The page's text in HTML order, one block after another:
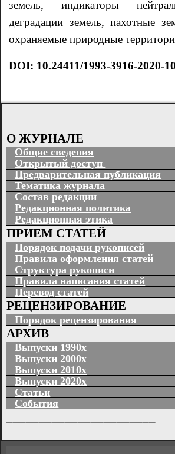
земель, индикаторы
деградации земель, пахотные
охраняемые природные
DOI: 10.24411/1993-3916-2020-
О ЖУРНАЛЕ
Общие сведения
Открытый доступ
Предварительная публикация
Тематика журнала
Состав редакции
Редакционная политика
Редакционная этика
ПРИЕМ СТАТЕЙ
Порядок подачи рукописей
Правила оформления статей
Структура рукописи
Правила написания статей
Перевод статей
РЕЦЕНЗИРОВАНИЕ
Порядок рецензирования
АРХИВ
Выпуски 1990х
Выпуски 2000х
Выпуски 2010х
Выпуски 2020х
Статьи
События